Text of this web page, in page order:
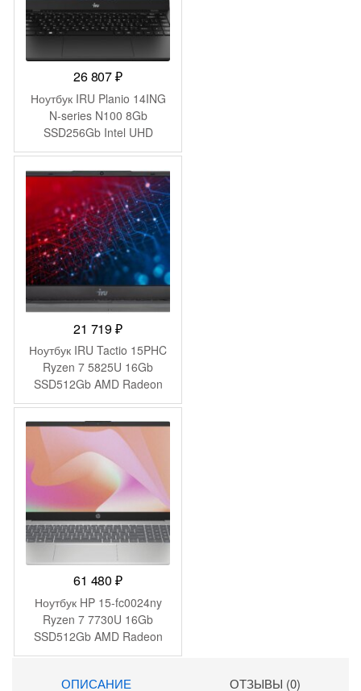
26 807₽
Ноутбук IRU Planio 14ING
N-series N100 8Gb
SSD256Gb Intel UHD
Graphics 14″ IPS FHD
Pro Multi Language 64
black WiFi BT Cam
6000mAh (2059098)
21 719₽
Ноутбук IRU Tactio 15PHC
Ryzen 7 5825U 16Gb
SSD512Gb AMD Radeon
Graphics 15.6″ IPS FHD
(1920×1080) Windows 11
Pro Multi Language black
WiFi BT Cam 4350mAh
(2046017)
61 480₽
Ноутбук HP 15-fc0024ny
Ryzen 7 7730U 16Gb
SSD512Gb AMD Radeon
Graphics 15.6″ IPS FHD
silver WiFi BT Cam
ОПИСАНИЕ ОТЗЫВЫ (0)